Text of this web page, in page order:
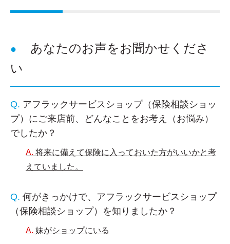
あなたのお声をお聞かせくださ
い
アフラックサービスショップ（保険相談ショッ
プ）にご来店前、どんなことをお考え（お悩み）
でしたか？
将来に備えて保険に入っておいた方がいいかと考
えていました。
何がきっかけで、アフラックサービスショップ
（保険相談ショップ）を知りましたか？
妹がショップにいる